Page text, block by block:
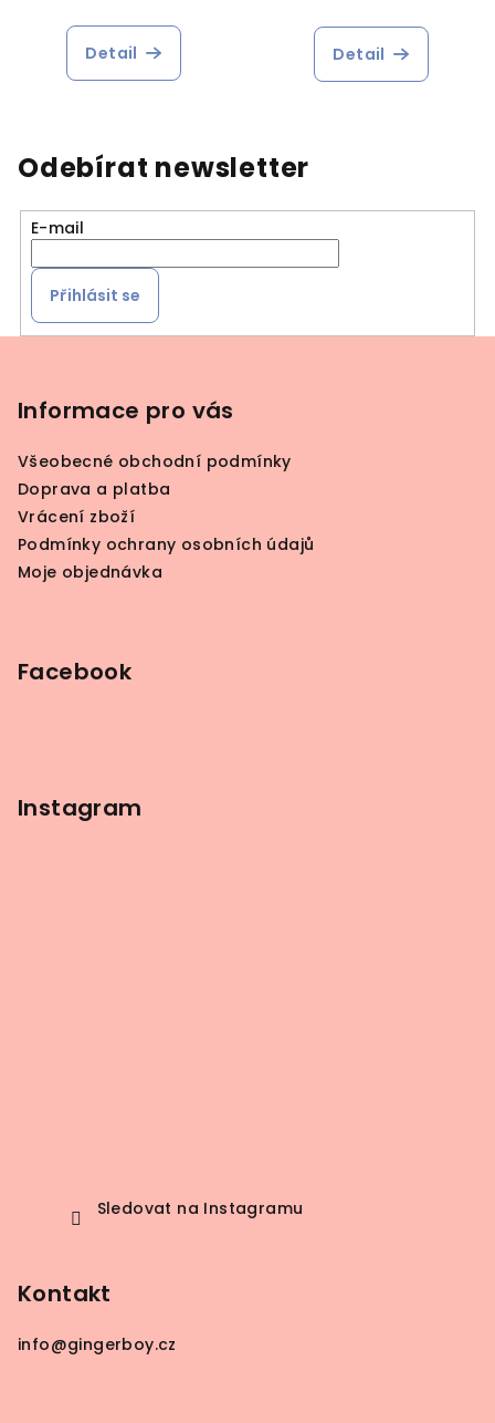
Detail Detail
Odebírat newsletter
E-mail
Přihlásit se
Informace pro vás
Všeobecné obchodní podmínky
Doprava a platba
Vrácení zboží
Podmínky ochrany osobních údajů
Moje objednávka
Facebook
Instagram
Sledovat na Instagramu
Kontakt
info@gingerboy.cz